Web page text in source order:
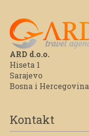
ARD d.o.o.
Hiseta 1
Sarajevo
Bosna i Hercegovina
Kontakt